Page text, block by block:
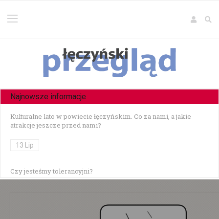
Najnowsze informacje
Kulturalne lato w powiecie łęczyńskim. Co za nami, a jakie
atrakcje jeszcze przed nami?
13 Lip
Czy jesteśmy tolerancyjni?
Czołowe zderzenie w Zezulinie Niższym — 19-latek stracił